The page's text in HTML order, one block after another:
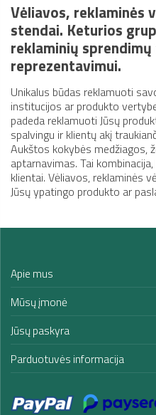
Vėliavos, reklaminės
stendai. Keturios
reklaminių
reprezentavimui.
Unikalus būdas reklamuoti
institucijos ar produkto
padeda reklamuoti Jūsų
spalvingu ir klientų akį
Aukštos kokybės medžiagos,
aptarnavimas. Tai
klientai. Vėliavos, reklaminės
Jūsų ypatingo produkto ar
Apie mus
Mūsų įmonė
Jūsų paskyra
Parduotuvės informacija